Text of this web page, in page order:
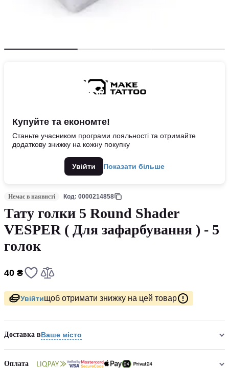
Купуйте та економте!
Станьте учасником програми лояльності та отримайте
додаткову знижку на кожну покупку
Увійти Показати більше
Немає в наявнсті Код: 0000214858
Тату голки 5 Round Shader
VESPER ( Для зафарбування ) - 5
голок
40 ₴
Увійтищоб отримати знижку на цей товар
Доставка вВаше місто
Оплата